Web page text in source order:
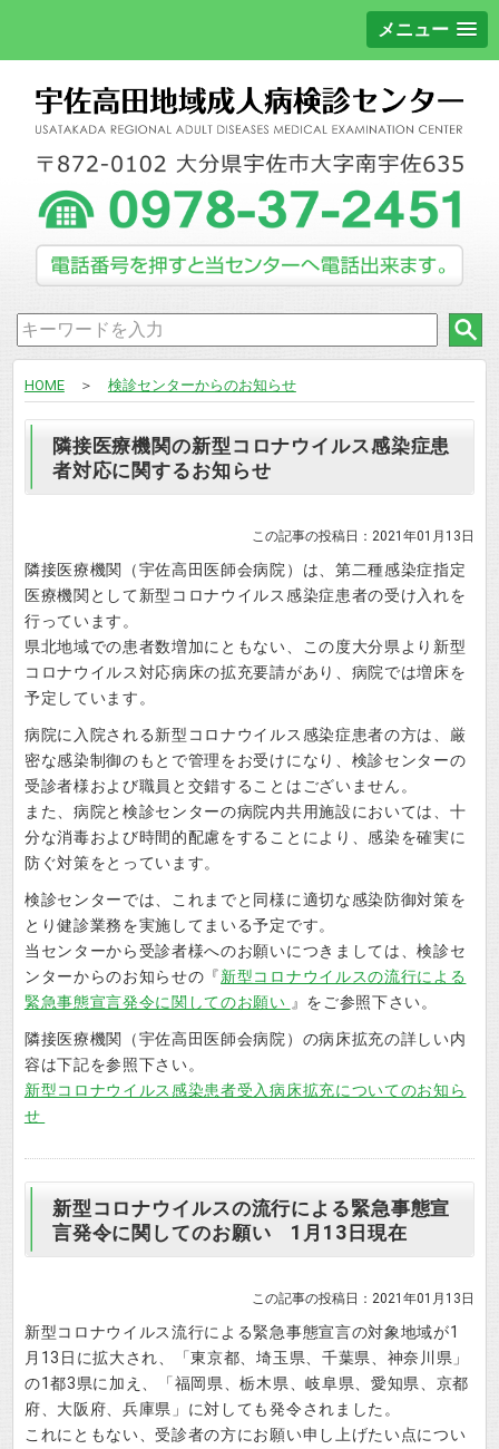
メニュー
HOME＞ 検診センターからのお知らせ
隣接医療機関の新型コロナウイルス感染症患
者対応に関するお知らせ
この記事の投稿日：2021年01月13日
隣接医療機関（宇佐高田医師会病院）は、第二種感染症指定
医療機関として新型コロナウイルス感染症患者の受け入れを
行っています。
県北地域での患者数増加にともない、この度大分県より新型
コロナウイルス対応病床の拡充要請があり、病院では増床を
予定しています。
病院に入院される新型コロナウイルス感染症患者の方は、厳
密な感染制御のもとで管理をお受けになり、検診センターの
受診者様および職員と交錯することはございません。
また、病院と検診センターの病院内共用施設においては、十
分な消毒および時間的配慮をすることにより、感染を確実に
防ぐ対策をとっています。
検診センターでは、これまでと同様に適切な感染防御対策を
とり健診業務を実施してまいる予定です。
当センターから受診者様へのお願いにつきましては、検診セ
ンターからのお知らせの『新型コロナウイルスの流行による
緊急事態宣言発令に関してのお願い 』をご参照下さい。
隣接医療機関（宇佐高田医師会病院）の病床拡充の詳しい内
容は下記を参照下さい。
新型コロナウイルス感染患者受入病床拡充についてのお知ら
せ
新型コロナウイルスの流行による緊急事態宣
言発令に関してのお願い 1月13日現在
この記事の投稿日：2021年01月13日
新型コロナウイルス流行による緊急事態宣言の対象地域が1
月13日に拡大され、「東京都、埼玉県、千葉県、神奈川県」
の1都3県に加え、「福岡県、栃木県、岐阜県、愛知県、京都
府、大阪府、兵庫県」に対しても発令されました。
これにともない、受診者の方にお願い申し上げたい点につい